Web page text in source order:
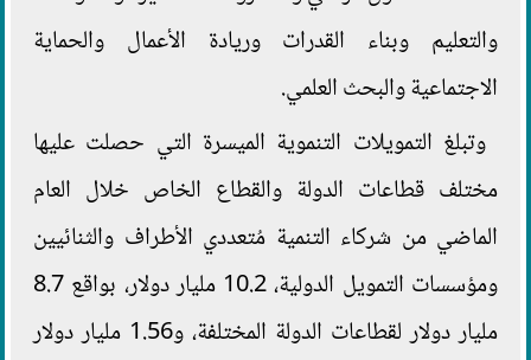
والتعليم وبناء القدرات وريادة الأعمال والحماية
الاجتماعية والبحث العلمي.
وتبلغ التمويلات التنموية الميسرة التي حصلت عليها
مختلف قطاعات الدولة والقطاع الخاص خلال العام
الماضي من شركاء التنمية مُتعددي الأطراف والثنائيين
ومؤسسات التمويل الدولية، 10.2 مليار دولار، بواقع 8.7
مليار دولار لقطاعات الدولة المختلفة، و1.56 مليار دولار